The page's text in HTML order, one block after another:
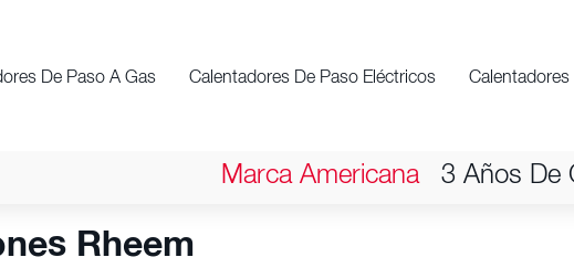
De Paso A Gas Calentadores De Paso Eléctricos
Marca Americana 3 Años De
Rheem